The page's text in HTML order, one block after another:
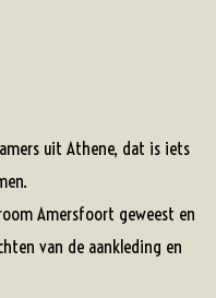
uit Athene, dat is iets
Amersfoort geweest en
van de aankleding en